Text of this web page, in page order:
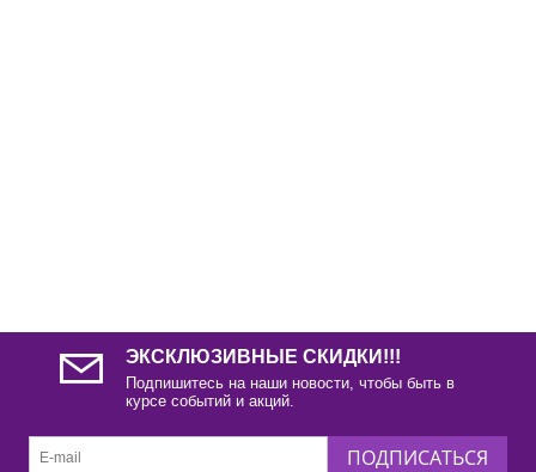
ЭКСКЛЮЗИВНЫЕ СКИДКИ!!!
Подпишитесь на наши новости, чтобы быть в
курсе событий и акций.
ПОДПИСАТЬСЯ